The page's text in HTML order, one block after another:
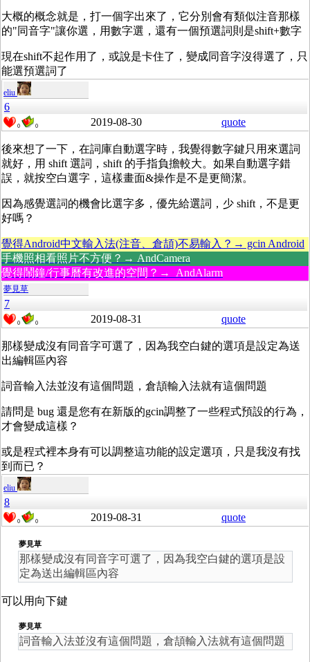
大概的概念就是，打一個字出來了，它分別會有類似注音那樣
的"同音字"讓你選，用數字選，還有一個預選詞則是shift+數字
現在shift不起作用了，或說是卡住了，變成同音字沒得選了，只
能選預選詞了
eliu
6
0 0 2019-08-30 quote
後來想了一下，在詞庫自動選字時，我覺得數字鍵只用來選詞
就好，用 shift 選詞，shift 的手指負擔較大。如果自動選字錯
誤，就按空白選字，這樣畫面&操作是不是更簡潔。
因為感覺選詞的機會比選字多，優先給選詞，少 shift，不是更
好嗎？
覺得Android中文輸入法(注音、倉頡)不易輸入？→ gcin Android
手機照相看照片不方便？→ AndCamera
覺得鬧鐘/行事曆有改進的空間？→ AndAlarm
夢見草
7
0 0 2019-08-31 quote
那樣變成沒有同音字可選了，因為我空白鍵的選項是設定為送
出編輯區內容
詞音輸入法並沒有這個問題，倉頡輸入法就有這個問題
請問是 bug 還是您有在新版的gcin調整了一些程式預設的行為，
才會變成這樣？
或是程式裡本身有可以調整這功能的設定選項，只是我沒有找
到而已？
eliu
8
0 0 2019-08-31 quote
夢見草
那樣變成沒有同音字可選了，因為我空白鍵的選項是設
定為送出編輯區內容
可以用向下鍵
夢見草
詞音輸入法並沒有這個問題，倉頡輸入法就有這個問題